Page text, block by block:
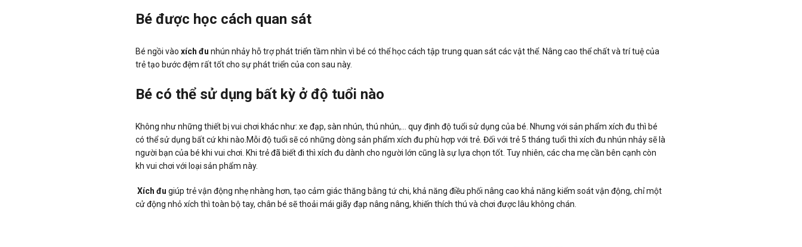
Bé được học cách quan sát
Bé ngồi vào xích đu nhún nhảy hỗ trợ phát triển tầm nhìn vì bé có thể học cách tập trung quan sát các vật thể. Nâng cao thể chất và trí tuệ của
trẻ tạo bước đệm rất tốt cho sự phát triển của con sau này.
Bé có thể sử dụng bất kỳ ở độ tuổi nào
Không như những thiết bị vui chơi khác như: xe đạp, sàn nhún, thú nhún,… quy định độ tuổi sử dụng của bé. Nhưng với sản phẩm xích đu thì bé
có thể sử dụng bất cứ khi nào.Mỗi độ tuổi sẽ có những dòng sản phẩm xích đu phù hợp với trẻ. Đối với trẻ 5 tháng tuổi thì xích đu nhún nhảy sẽ là
người bạn của bé khi vui chơi. Khi trẻ đã biết đi thì xích đu dành cho người lớn cũng là sự lựa chọn tốt. Tuy nhiên, các cha mẹ cần bên cạnh còn
kh vui chơi với loại sản phẩm này.
Xích đu giúp trẻ vận động nhẹ nhàng hơn, tạo cảm giác thăng bằng tứ chi, khả năng điều phối nâng cao khả năng kiểm soát vận động, chỉ một
cử động nhỏ xích thì toàn bộ tay, chân bé sẽ thoải mái giãy đạp nâng nâng, khiến thích thú và chơi được lâu không chán.